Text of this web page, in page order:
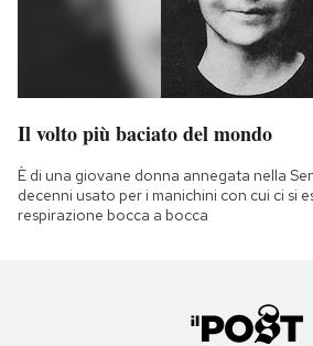
Il volto più baciato del mondo
È di una giovane donna annegata nella
decenni usato per i manichini con cui ci si
respirazione bocca a bocca